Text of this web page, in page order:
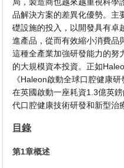
品解決方案的差異化優勢。主
礎設施的投入，以開發具有卓
進產品，從而有效縮小消費品
這種全產業加強研發能力的努
的大規模資本投資。正如
《Haleon啟動全球口腔健康
在英國啟動一座耗資1.3億英
代口腔健康技術研發和新型治
目錄
第1章概述